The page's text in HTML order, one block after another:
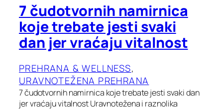
7 čudotvornih namirnica
koje trebate jesti svaki
dan jer vraćaju vitalnost
PREHRANA & WELLNESS
URAVNOTEŽENA PREHRANA
7 čudotvornih namirnica koje trebate jesti svaki dan
jer vraćaju vitalnost Uravnotežena i raznolika